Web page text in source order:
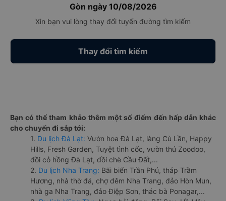
Gòn ngày 10/08/2026
Xin bạn vui lòng thay đổi tuyến đường tìm kiếm
Thay đổi tìm kiếm
Bạn có thể tham khảo thêm một số điểm đến hấp dẫn khác
cho chuyến đi sắp tới:
1. Du lịch Đà Lạt: Vườn hoa Đà Lạt, làng Cù Lần, Happy
Hills, Fresh Garden, Tuyệt tình cốc, vườn thú Zoodoo,
đồi cỏ hồng Đà Lạt, đồi chè Cầu Đất,...
2. Du lịch Nha Trang: Bãi biển Trần Phú, tháp Trầm
Hương, nhà thờ đá, chợ đêm Nha Trang, đảo Hòn Mun,
nhà ga Nha Trang, đảo Điệp Sơn, thác bà Ponagar,...